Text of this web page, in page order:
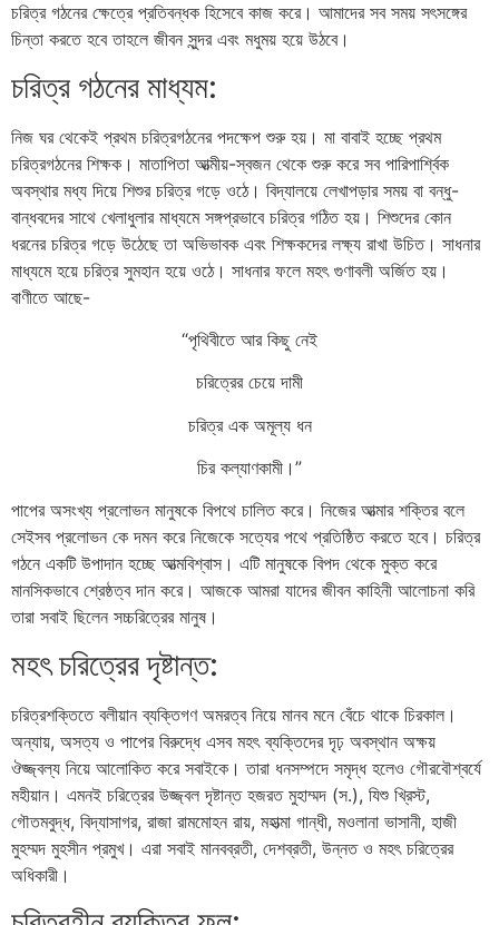
চরিত্র গঠনের ক্ষেত্রে প্রতিবন্ধক হিসেবে কাজ করে। আমাদের সব সময় সৎসঙ্গের
চিন্তা করতে হবে তাহলে জীবন সুন্দর এবং মধুময় হয়ে উঠবে।
চরিত্র গঠনের মাধ্যম:
নিজ ঘর থেকেই প্রথম চরিত্রগঠনের পদক্ষেপ শুরু হয়। মা বাবাই হচ্ছে প্রথম
চরিত্রগঠনের শিক্ষক। মাতাপিতা আত্মীয়-স্বজন থেকে শুরু করে সব পারিপার্শ্বিক
অবস্থার মধ্য দিয়ে শিশুর চরিত্র গড়ে ওঠে। বিদ্যালয়ে লেখাপড়ার সময় বা বন্ধু-
বান্ধবদের সাথে খেলাধুলার মাধ্যমে সঙ্গপ্রভাবে চরিত্র গঠিত হয়। শিশুদের কোন
ধরনের চরিত্র গড়ে উঠেছে তা অভিভাবক এবং শিক্ষকদের লক্ষ্য রাখা উচিত। সাধনার
মাধ্যমে হয়ে চরিত্র সুমহান হয়ে ওঠে। সাধনার ফলে মহৎ গুণাবলী অর্জিত হয়।
বাণীতে আছে-
“পৃথিবীতে আর কিছু নেই
চরিত্রের চেয়ে দামী
চরিত্র এক অমূল্য ধন
চির কল্যাণকামী।”
পাপের অসংখ্য প্রলোভন মানুষকে বিপথে চালিত করে। নিজের আত্মার শক্তির বলে
সেইসব প্রলোভন কে দমন করে নিজেকে সত্যের পথে প্রতিষ্ঠিত করতে হবে। চরিত্র
গঠনে একটি উপাদান হচ্ছে আত্মবিশ্বাস। এটি মানুষকে বিপদ থেকে মুক্ত করে
মানসিকভাবে শ্রেষ্ঠত্ব দান করে। আজকে আমরা যাদের জীবন কাহিনী আলোচনা করি
তারা সবাই ছিলেন সচ্চরিত্রের মানুষ।
মহৎ চরিত্রের দৃষ্টান্ত:
চরিত্রশক্তিতে বলীয়ান ব্যক্তিগণ অমরত্ব নিয়ে মানব মনে বেঁচে থাকে চিরকাল।
অন্যায়, অসত্য ও পাপের বিরুদ্ধে এসব মহৎ ব্যক্তিদের দৃঢ় অবস্থান অক্ষয়
ঔজ্জ্বল্য নিয়ে আলােকিত করে সবাইকে। তারা ধনসম্পদে সমৃদ্ধ হলেও গৌরবৌশ্বর্যে
মহীয়ান। এমনই চরিত্রের উজ্জ্বল দৃষ্টান্ত হজরত মুহাম্মদ (স.), যিশু খ্রিস্ট,
গৌতমবুদ্ধ, বিদ্যাসাগর, রাজা রামমােহন রায়, মহাত্মা গান্ধী, মওলানা ভাসানী, হাজী
মুহম্মদ মুহসীন প্রমুখ। এরা সবাই মানবব্রতী, দেশব্রতী, উন্নত ও মহৎ চরিত্রের
অধিকারী।